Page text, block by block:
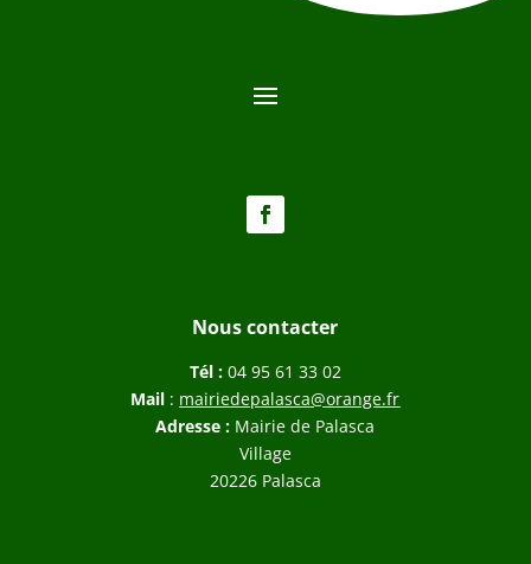
Nous contacter
Tél : 04 95 61 33 02
Mail : mairiedepalasca@orange.fr
Adresse : Mairie de Palasca
Village
20226 Palasca